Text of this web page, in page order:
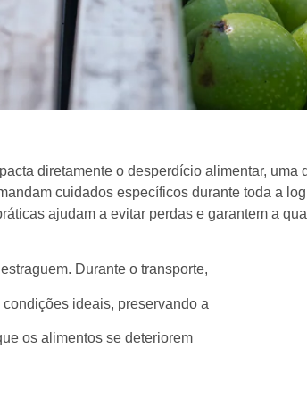
diretamente o desperdício alimentar, uma
cuidados específicos durante toda a
ajudam a evitar perdas e garantem a
Durante o transporte,
ideais, preservando a
os alimentos se deteriorem